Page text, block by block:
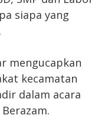
siapa yang
mengucapkan
kecamatan
dalam acara